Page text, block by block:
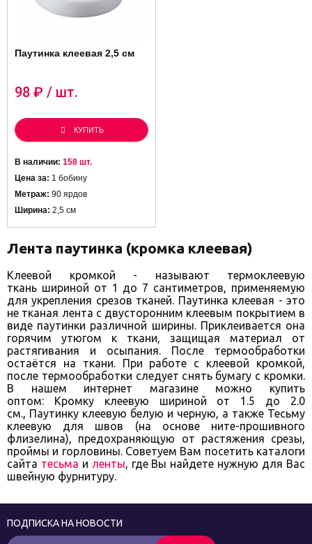
Паутинка клеевая 2,5 см
98 ₽ / шт.
КУПИТЬ
В наличии: 158 шт.
Цена за: 1 бобину
Метраж: 90 ярдов
Ширина: 2,5 см
Лента паутинка (кромка клеевая)
Клеевой кромкой - называют термоклеевую
ткань шириной от 1 до 7 сантиметров, применяемую
для укрепления срезов тканей. Паутинка клеевая - это
не тканая лента с двусторонним клеевым покрытием в
виде паутинки различной ширины. Приклеивается она
горячим утюгом к ткани, защищая материал от
растягивания и осыпания. После термообработки
остаётся на ткани. При работе с клеевой кромкой,
после термообработки следует снять бумагу с кромки.
В нашем интернет магазине можно купить
оптом: Кромку клеевую шириной от 1.5 до 2.0
см., Паутинку клеевую белую и черную, а также Тесьму
клеевую для швов (на основе ните-прошивного
флизелина), предохраняющую от растяжения срезы,
проймы и горловины. Советуем Вам посетить каталоги
сайта тесьма и ленты, где Вы найдете нужную для Вас
швейную фурнитуру.
ПОДПИСКА НА НОВОСТИ